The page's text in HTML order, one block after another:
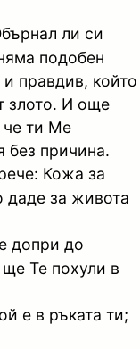
ли си
подобен
правдив, който
злото. И още
че ти Ме
без причина.
Кожа за
за живота
допри до
Те похули в
е в ръката ти;